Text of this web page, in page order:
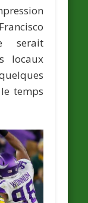
serait
locaux
temps